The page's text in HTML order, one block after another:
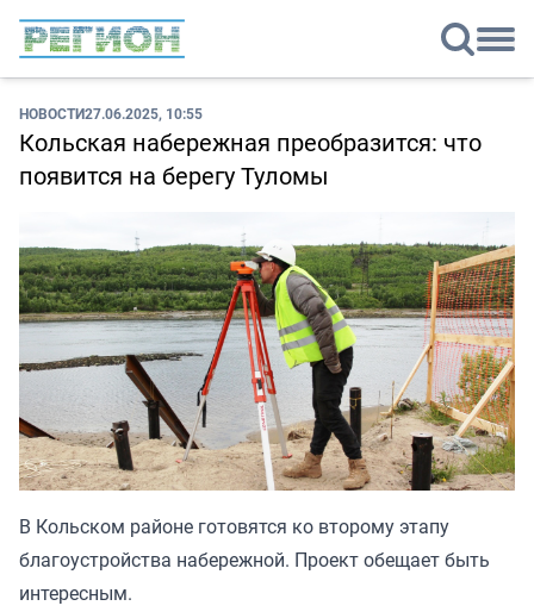
НОВОСТИ27.06.2025, 10:55
Кольская набережная преобразится: что
появится на берегу Туломы
В Кольском районе готовятся ко второму этапу
благоустройства набережной. Проект обещает быть
интересным.